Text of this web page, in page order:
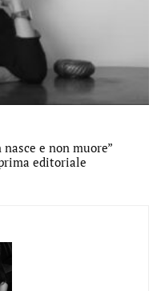
e non muore”
editoriale